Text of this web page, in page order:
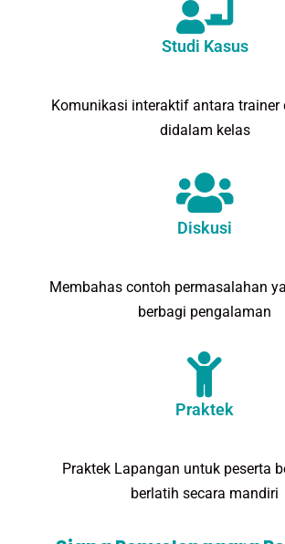
Studi Kasus
Komunikasi interaktif antara trainer
didalam kelas
Diskusi
Membahas contoh permasalahan
berbagi pengalaman
Praktek
Praktek Lapangan untuk peserta
berlatih secara mandiri